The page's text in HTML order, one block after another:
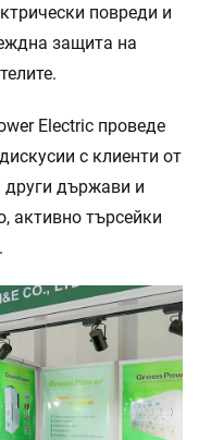
повреди и
защита на
Electric проведе
с клиенти от
други държави и
активно търсейки